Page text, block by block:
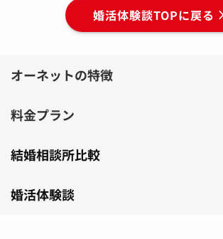
婚活体験談TOPに戻る
オーネットの特徴
料金プラン
結婚相談所比較
婚活体験談